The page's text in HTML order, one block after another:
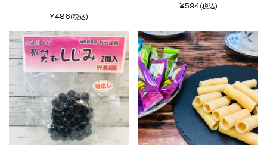
¥486(税込)
¥594(税込)